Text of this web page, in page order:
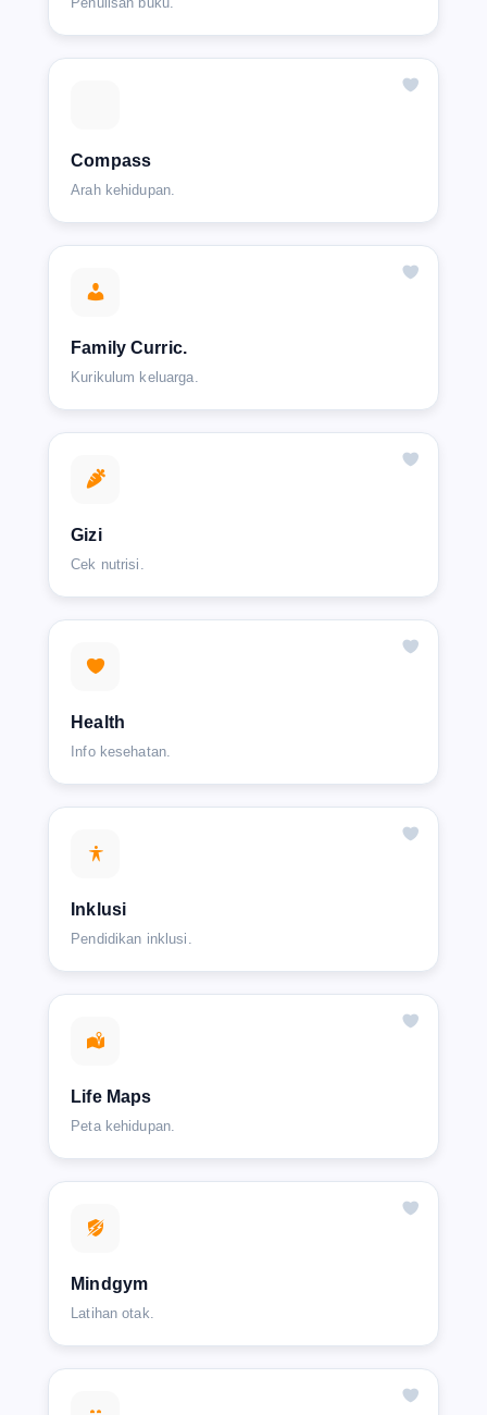
Compass
Arah kehidupan.
Family Curric.
Kurikulum keluarga.
Gizi
Cek nutrisi.
Health
Info kesehatan.
Inklusi
Pendidikan inklusi.
Life Maps
Peta kehidupan.
Mindgym
Latihan otak.